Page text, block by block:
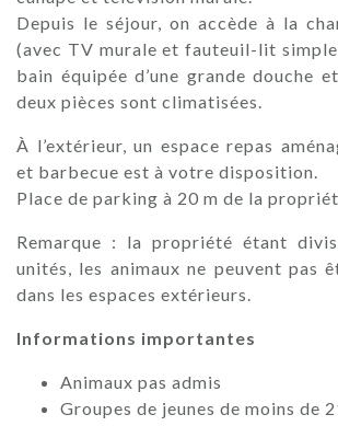
Depuis le séjour, on accède à la
(avec TV murale et fauteuil-lit
bain équipée d’une grande douche
deux pièces sont climatisées.
À l’extérieur, un espace repas
et barbecue est à votre disposition.
Place de parking à 20 m de la
Remarque : la propriété étant
unités, les animaux ne peuvent pas
dans les espaces extérieurs.
Informations importantes
Animaux pas admis
Groupes de jeunes de moins de